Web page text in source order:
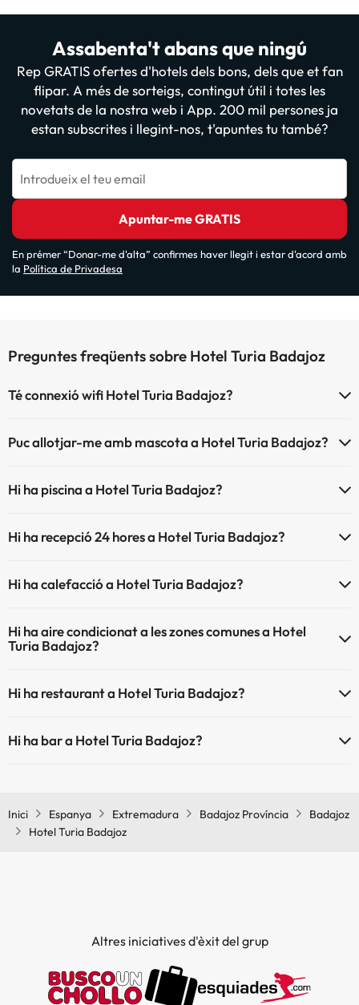
Assabenta't abans que ningú
Rep GRATIS ofertes d'hotels dels bons, dels que et fan
flipar. A més de sorteigs, contingut útil i totes les
novetats de la nostra web i App. 200 mil persones ja
estan subscrites i llegint-nos, t'apuntes tu també?
Introdueix el teu email
Apuntar-me GRATIS
En prémer “Donar-me d'alta” confirmes haver llegit i estar d'acord amb
la Política de Privadesa
Preguntes freqüents sobre Hotel Turia Badajoz
Té connexió wifi Hotel Turia Badajoz?
Puc allotjar-me amb mascota a Hotel Turia Badajoz?
Hi ha piscina a Hotel Turia Badajoz?
pagament) Aquí tens més info sobre la piscina i altres instal·lacions.
Hi ha recepció 24 hores a Hotel Turia Badajoz?
Hi ha calefacció a Hotel Turia Badajoz?
Hi ha aire condicionat a les zones comunes a Hotel
Turia Badajoz?
Hi ha restaurant a Hotel Turia Badajoz?
Hi ha bar a Hotel Turia Badajoz?
Inici Espanya Extremadura Badajoz Província
Badajoz
Hotel Turia Badajoz
Altres iniciatives d'èxit del grup